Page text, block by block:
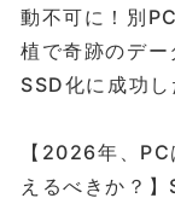
動不可に！別
植で奇跡のデー
SSD化に成功し
【2026年、
えるべきか？